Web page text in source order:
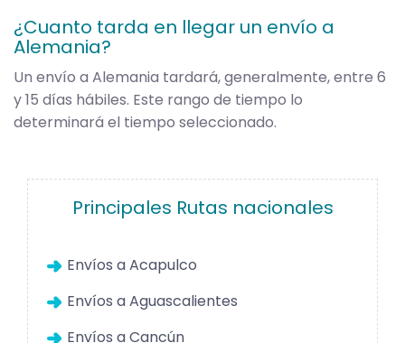
¿Cuanto tarda en llegar un envío a
Alemania?
Un envío a Alemania tardará, generalmente, entre 6
y 15 días hábiles. Este rango de tiempo lo
determinará el tiempo seleccionado.
Principales Rutas nacionales
Envíos a Acapulco
Envíos a Aguascalientes
Envíos a Cancún